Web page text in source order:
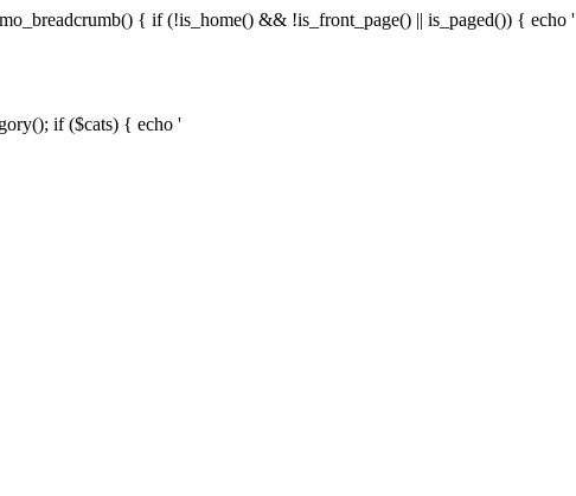
{ if (!is_home() && !is_front_page() || is_paged()) { echo '
if ($cats) { echo '